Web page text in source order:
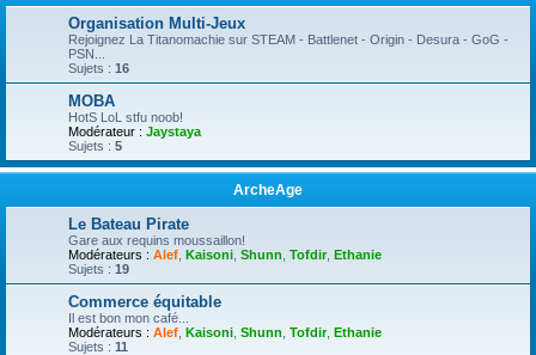
r
Organisation Multi-Jeux
Rejoignez La Titanomachie sur STEAM - Battlenet - Origin - Desura - GoG -
PSN...
Sujets : 16
MOBA
HotS LoL stfu noob!
Modérateur : Jaystaya
Sujets : 5
ArcheAge
Le Bateau Pirate
Gare aux requins moussaillon!
Modérateurs : Alef Kaisoni Shunn Tofdir, Ethanie
Sujets : 19
Commerce équitable
Il est bon mon café...
Modérateurs : Alef Kaisoni Shunn Tofdir, Ethanie
Sujets : 11